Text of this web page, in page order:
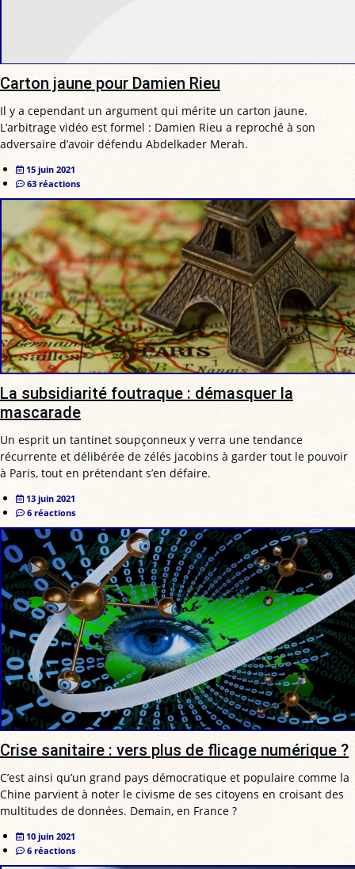
Carton jaune pour Damien Rieu
Il y a cependant un argument qui mérite un carton jaune.
L’arbitrage vidéo est formel : Damien Rieu a reproché à son
adversaire d’avoir défendu Abdelkader Merah.
15 juin 2021
63 réactions
La subsidiarité foutraque : démasquer la
mascarade
Un esprit un tantinet soupçonneux y verra une tendance
récurrente et délibérée de zélés jacobins à garder tout le pouvoir
à Paris, tout en prétendant s’en défaire.
13 juin 2021
6 réactions
Crise sanitaire : vers plus de flicage numérique ?
C’est ainsi qu’un grand pays démocratique et populaire comme la
Chine parvient à noter le civisme de ses citoyens en croisant des
multitudes de données. Demain, en France ?
10 juin 2021
6 réactions